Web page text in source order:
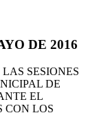
DE 2016
SESIONES
DE
EL
CON LOS